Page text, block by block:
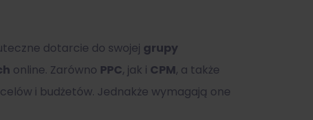
dotarcie do swojej grupy
online. Zarówno PPC, jak i CPM, a także
i budżetów. Jednakże wymagają one